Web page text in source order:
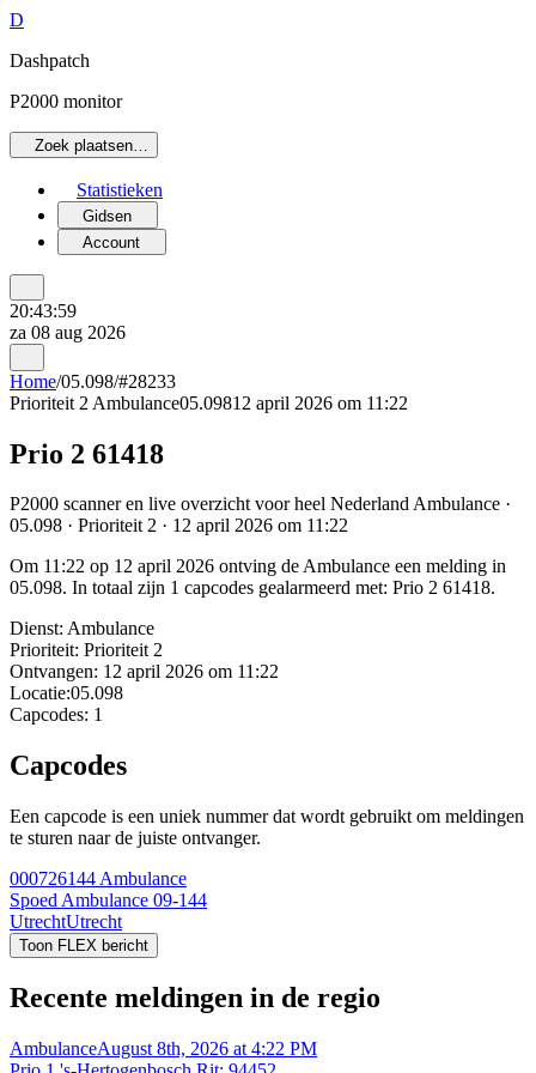
D
Dashpatch
P2000 monitor
Zoek plaatsen…
Statistieken
Gidsen
Account
20:43:59
za 08 aug 2026
Home/05.098/#28233
Prioriteit 2 Ambulance05.09812 april 2026 om 11:22
Prio 2 61418
P2000 scanner en live overzicht voor heel Nederland Ambulance ·
05.098 · Prioriteit 2 · 12 april 2026 om 11:22
Om 11:22 op 12 april 2026 ontving de Ambulance een melding in
05.098. In totaal zijn 1 capcodes gealarmeerd met: Prio 2 61418.
Dienst: Ambulance
Prioriteit: Prioriteit 2
Ontvangen: 12 april 2026 om 11:22
Locatie:05.098
Capcodes: 1
Capcodes
Een capcode is een uniek nummer dat wordt gebruikt om meldingen
te sturen naar de juiste ontvanger.
000726144 Ambulance
Spoed Ambulance 09-144
UtrechtUtrecht
Toon FLEX bericht
Recente meldingen in de regio
AmbulanceAugust 8th, 2026 at 4:22 PM